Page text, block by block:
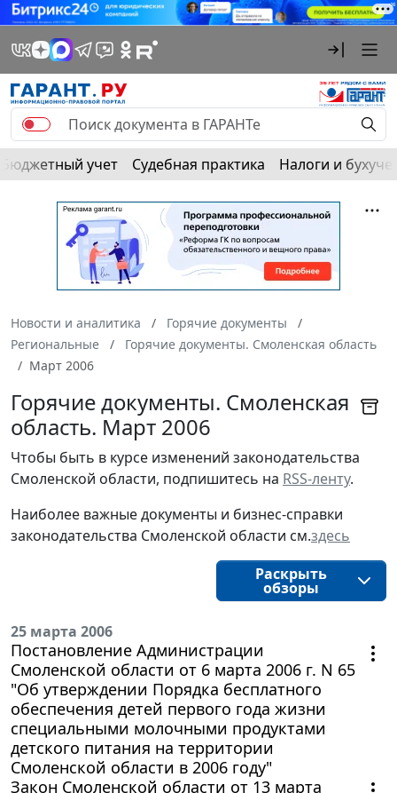
Бюджетный учет Судебная практика Налоги и
Новости и аналитика
Горячие документы
Региональные
Горячие документы. Смоленская область
Март 2006
Горячие документы. Смоленская
область. Март 2006
Чтобы быть в курсе изменений законодательства
Смоленской области, подпишитесь на RSS-ленту.
Наиболее важные документы и бизнес-справки
законодательства Смоленской области см.здесь
Раскрыть
обзоры
25 марта 2006
Постановление Администрации
Смоленской области от 6 марта 2006 г. N 65
"Об утверждении Порядка бесплатного
обеспечения детей первого года жизни
специальными молочными продуктами
детского питания на территории
Смоленской области в 2006 году"
Закон Смоленской области от 13 марта